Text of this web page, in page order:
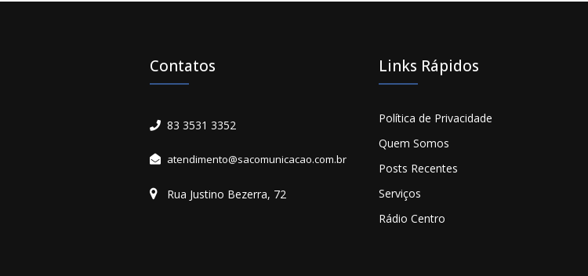
Contatos
83 3531 3352
atendimento@sacomunicacao.com.br
Rua Justino Bezerra, 72
Links Rápidos
Política de Privacidade
Quem Somos
Posts Recentes
Serviços
Rádio Centro